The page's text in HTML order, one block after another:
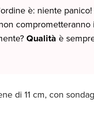
è: niente
Qualità è
di 11 cm, con